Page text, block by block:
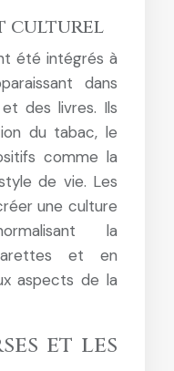
culturel
été intégrés à
dans
des livres. Ils
du tabac, le
comme la
de vie. Les
une culture
la
et en
aspects de la
et les